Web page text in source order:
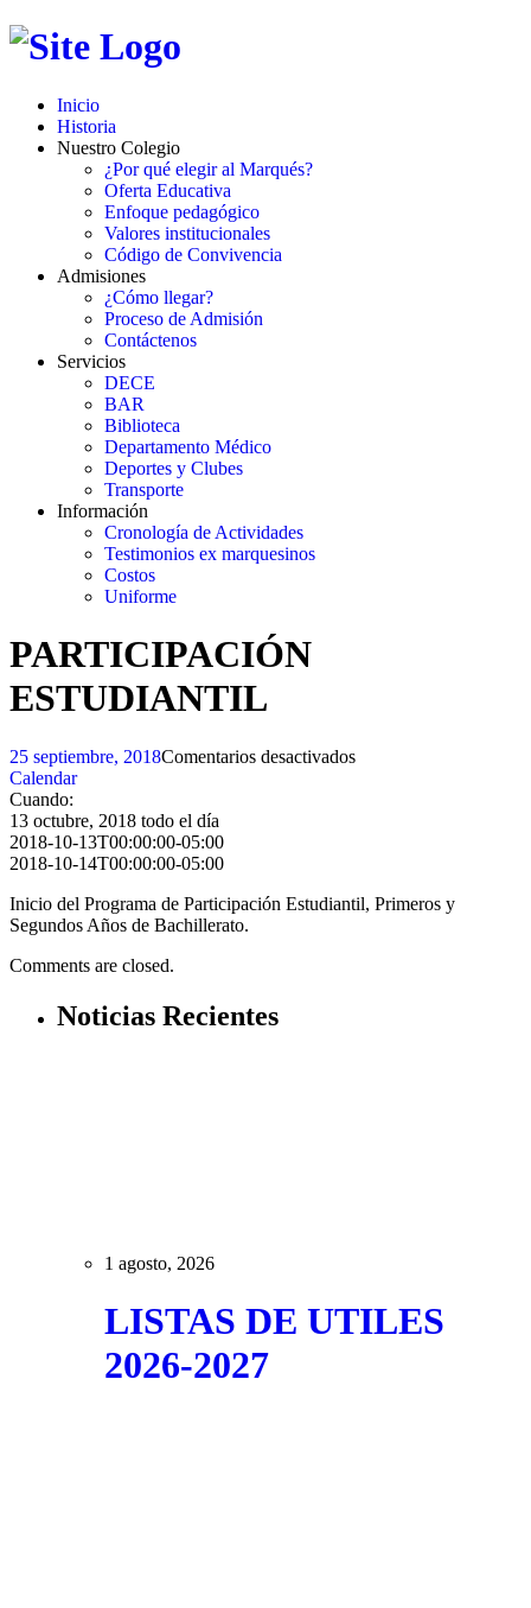
Inicio
Historia
Nuestro Colegio
¿Por qué elegir al Marqués?
Oferta Educativa
Enfoque pedagógico
Valores institucionales
Código de Convivencia
Admisiones
¿Cómo llegar?
Proceso de Admisión
Contáctenos
Servicios
DECE
BAR
Biblioteca
Departamento Médico
Deportes y Clubes
Transporte
Información
Cronología de Actividades
Testimonios ex marquesinos
Costos
Uniforme
PARTICIPACIÓN
ESTUDIANTIL
25 septiembre, 2018Comentarios desactivadosen
Calendar
Cuando:
13 octubre, 2018 todo el día
2018-10-13T00:00:00-05:00
2018-10-14T00:00:00-05:00
Inicio del Programa de Participación Estudiantil, Primeros y
Segundos Años de Bachillerato.
Comments are closed.
Noticias Recientes
1 agosto, 2026
LISTAS DE UTILES
2026-2027